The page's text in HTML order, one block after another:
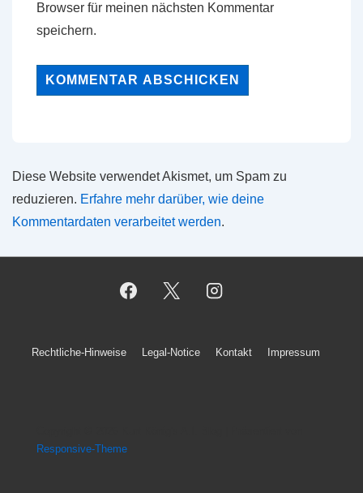
Browser für meinen nächsten Kommentar
speichern.
Diese Website verwendet Akismet, um Spam zu
reduzieren. Erfahre mehr darüber, wie deine
Kommentardaten verarbeitet werden.
Footer-
Rechtliche-Hinweise Legal-Notice Kontakt Impressum
Responsive-Theme